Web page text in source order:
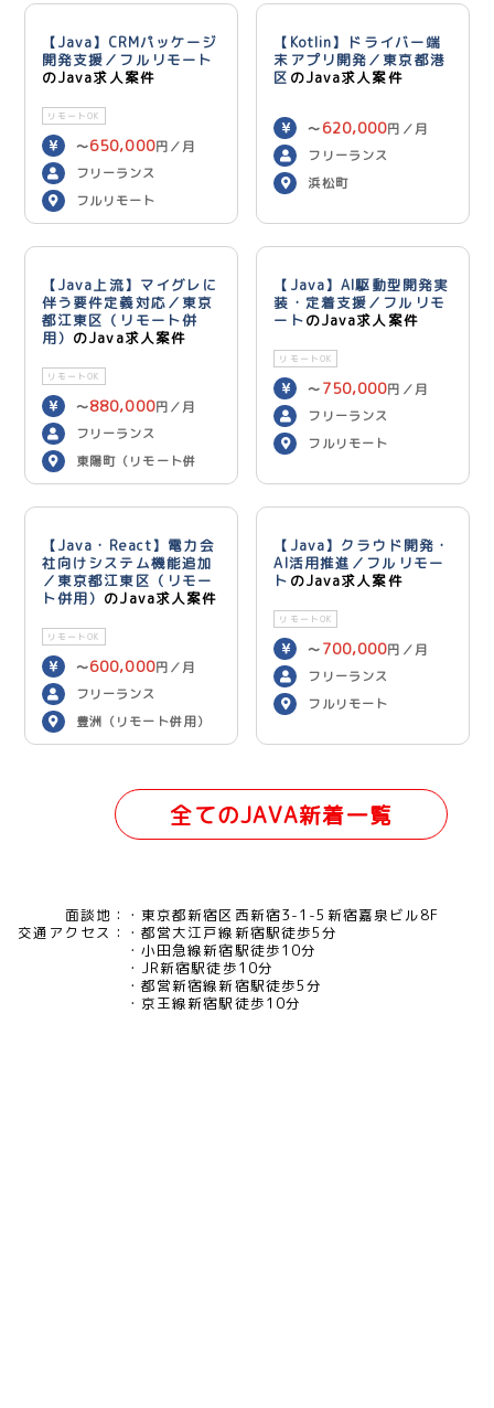
【Java】CRMパッケージ
開発支援／フルリモート
のJava求人案件
リモートOK
〜650,000円／月
フリーランス
フルリモート
【Kotlin】ドライバー端
末アプリ開発／東京都港
区 のJava求人案件
〜 620,000円／月
フリーランス
浜松町
【Java上流】マイグレに
伴う要件定義対応／東京
都江東区（リモート併
用） のJava求人案件
リモートOK
〜880,000円／月
フリーランス
東陽町（リモート併
用）
【Java】AI駆動型開発実
装・定着支援／フルリモ
ートのJava求人案件
リモートOK
〜 750,000円／月
フリーランス
フルリモート
【Java・React】電力会
社向けシステム機能追加
／東京都江東区（リモー
ト併用） のJava求人案件
リモートOK
〜600,000円／月
フリーランス
豊洲（リモート併用）
【Java】クラウド開発・
AI活用推進／フルリモー
ト のJava求人案件
リモートOK
〜 700,000円／月
フリーランス
フルリモート
全てのJAVA新着一覧
面談地：
東京都新宿区西新宿3-1-5新宿嘉泉ビル8F
交通アクセス：
都営大江戸線新宿駅徒歩5分
小田急線新宿駅徒歩10分
JR新宿駅徒歩10分
都営新宿線新宿駅徒歩5分
京王線新宿駅徒歩10分